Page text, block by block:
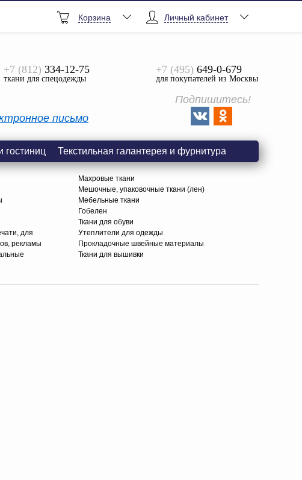
Личный кабинет
Корзина
+7 (812) 334-12-75
ткани для спецодежды
+7 (495) 649-0-679
для покупателей из Москвы
письмо
Подпишитесь!
гостиниц Текстильная галантерея и фурнитура
для
рекламы
Махровые ткани
Мешочные, упаковочные ткани (лен)
Мебельные ткани
Гобелен
Ткани для обуви
Утеплители для одежды
Прокладочные швейные материалы
Ткани для вышивки